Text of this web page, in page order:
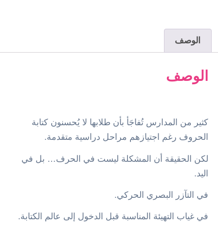
الوصف
الوصف
كثير من المدارس تُفاجَأ بأن طلابها لا يُحسنون كتابة
الحروف رغم اجتيازهم مراحل دراسية متقدمة.
لكن الحقيقة أن المشكلة ليست في الحرف… بل في
اليد.
في التآزر البصري الحركي.
في غياب التهيئة المناسبة قبل الدخول إلى عالم الكتابة.